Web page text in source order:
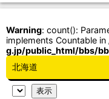
Warning: count():
implements Countable in
g.jp/public_html/bbs/
北海道